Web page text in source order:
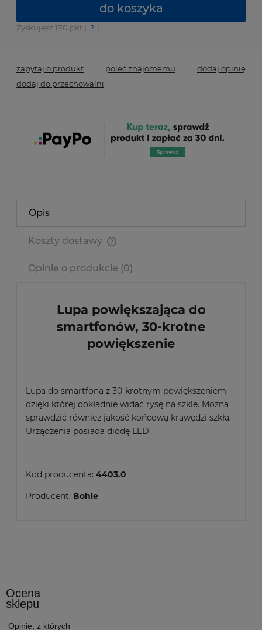
do koszyka
Zyskujesz 170 pkt [ ? ]
zapytaj o produkt poleć znajomemu
dodaj opinię
dodaj do przechowalni
Opis
Koszty dostawy
Opinie o produkcie (0)
Lupa powiększająca do
smartfonów, 30-krotne
powiększenie
Lupa do smartfona z 30-krotnym powiększeniem,
dzięki której dokładnie widać rysę na szkle. Można
sprawdzić również jakość końcową krawędzi szkła.
Urządzenia posiada diodę LED.
Kod producenta: 4403.0
Producent: Bohle
Ocena
sklepu
Opinie, z których